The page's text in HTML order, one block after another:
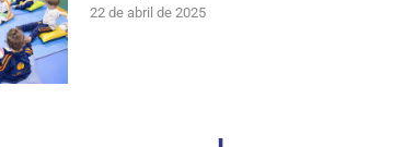
22 de abril de 2025